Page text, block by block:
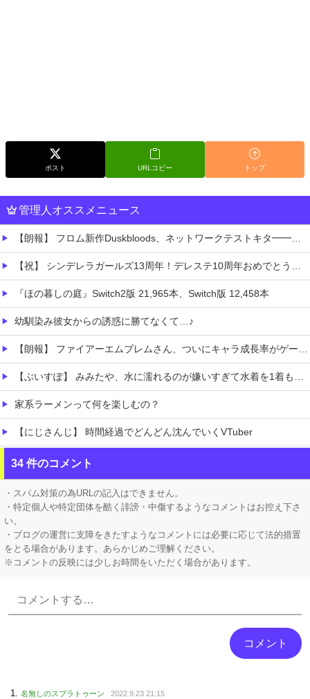
ポスト URLコピー トップ
管理人オススメニュース
【朗報】 フロム新作Duskbloods、ネットワークテストキタ━━━━(゜∀゜)━━━━!!
【祝】 シンデレラガールズ13周年！デレステ10周年おめでとう！ガチャ更新SSR八神マキノ・イベントSRイヴ、SR望月聖！
『ほの暮しの庭』Switch2版 21,965本、Switch版 12,458本
幼馴染み彼女からの誘惑に勝てなくて…♪
【朗報】 ファイアーエムブレムさん、ついにキャラ成長率がゲーム内で見れるようになる
【ぶいすぽ】 みみたや、水に濡れるのが嫌いすぎて水着を1着も持っていない→スク水を着せられそうになるｗ
家系ラーメンって何を楽しむの？
【にじさんじ】 時間経過でどんどん沈んでいくVTuber
【発見】 発達っぽい奴の共通点って『立場を理解できない』だよな
【AI】 AI使い自然界にないウイルスを作製 米スタンフォード大学が成果発表
34 件のコメント
・スパム対策の為URLの記入はできません。
・特定個人や特定団体を酷く誹謗・中傷するようなコメントはお控え下さ
い。
・ブログの運営に支障をきたすようなコメントには必要に応じて法的措置
をとる場合があります。あらかじめご理解ください。
※コメントの反映には少しお時間をいただく場合があります。
名無しのスプラトゥーン 2022.9.23 21:15